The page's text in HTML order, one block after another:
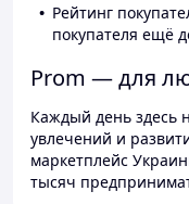
Рейтинг
покупателя ещё
Prom — для
Каждый день здесь
увлечений и
маркетплейс
тысяч